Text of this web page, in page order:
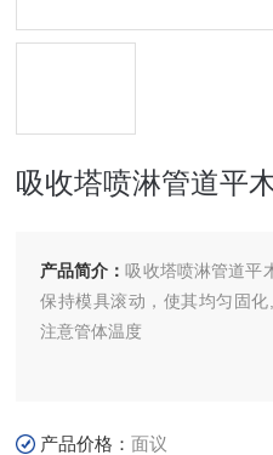
吸收塔喷淋管道平
产品简介：吸收塔喷淋管道平
保持模具滚动，使其均匀固
注意管体温度
产品价格：面议